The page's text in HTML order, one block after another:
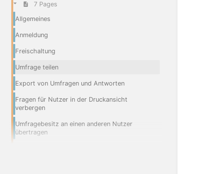
7 Pages
Allgemeines
Anmeldung
Freischaltung
Umfrage teilen
Export von Umfragen und Antworten
Fragen für Nutzer in der Druckansicht
verbergen
Umfragebesitz an einen anderen Nutzer
übertragen